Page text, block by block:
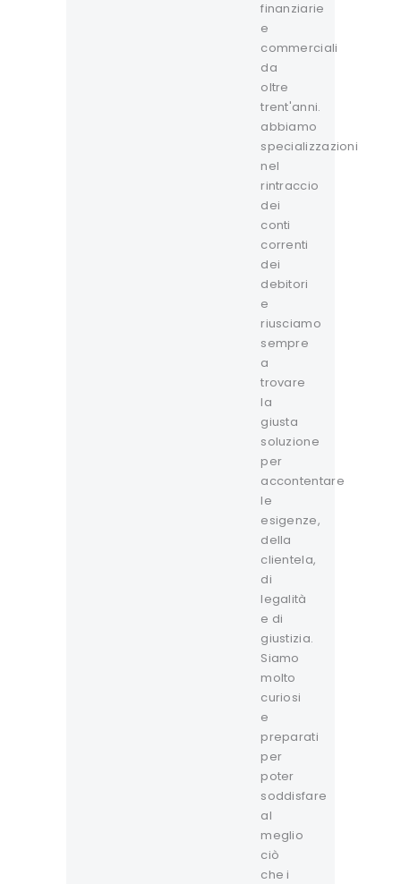
finanziarie
e
commerciali
da
oltre
trent'anni.
abbiamo
specializzazioni
nel
rintraccio
dei
conti
correnti
dei
debitori
e
riusciamo
sempre
a
trovare
la
giusta
soluzione
per
accontentare
le
esigenze,
della
clientela,
di
legalità
e di
giustizia.
Siamo
molto
curiosi
e
preparati
per
poter
soddisfare
al
meglio
ciò
che i